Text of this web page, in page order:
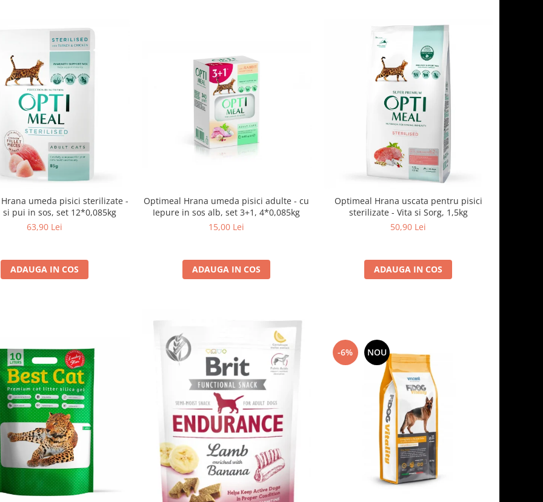
umeda pisici sterilizate -
si pui in sos, set 12*0,085kg
63,90 Lei
ADAUGA IN COS
Optimeal Hrana umeda pisici adulte - cu
Iepure in sos alb, set 3+1, 4*0,085kg
15,00 Lei
ADAUGA IN COS
Optimeal Hrana uscata pentru pisici
sterilizate - Vita si Sorg, 1,5kg
50,90 Lei
ADAUGA IN COS
-6% NOU